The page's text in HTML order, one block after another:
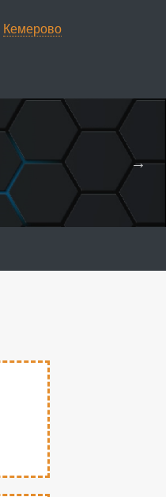
Кемерово